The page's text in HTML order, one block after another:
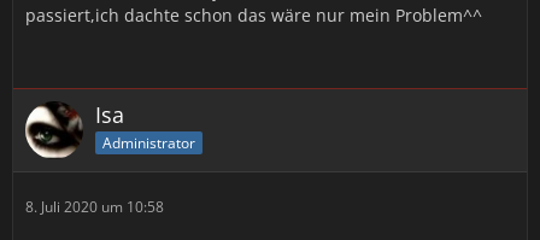
passiert,ich dachte schon das wäre nur mein Problem^^
Isa
Administrator
8. Juli 2020 um 10:58